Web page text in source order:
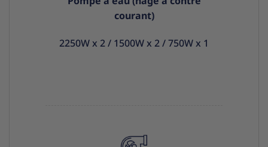
courant)
2250W x 2 / 1500W x 2 / 750W x 1